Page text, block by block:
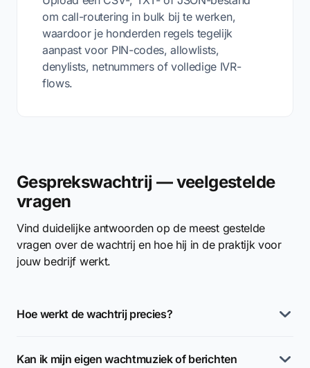
om call-routering in bulk bij te werken,
waardoor je honderden regels tegelijk
aanpast voor PIN-codes, allowlists,
denylists, netnummers of volledige IVR-
flows.
Gesprekswachtrij — veelgestelde
vragen
Vind duidelijke antwoorden op de meest gestelde
vragen over de wachtrij en hoe hij in de praktijk voor
jouw bedrijf werkt.
Hoe werkt de wachtrij precies?
Kan ik mijn eigen wachtmuziek of berichten